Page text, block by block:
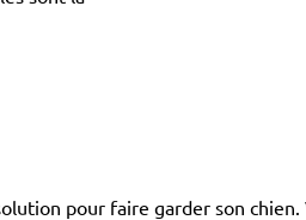
pour faire garder son chien.